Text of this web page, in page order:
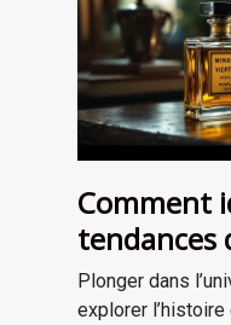
Comment
tendances
travers les
Plonger dans
explorer